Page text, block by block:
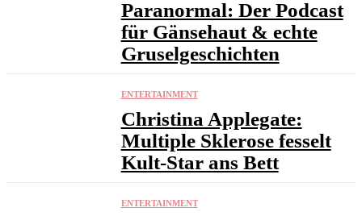
Paranormal: Der Podcast
für Gänsehaut & echte
Gruselgeschichten
ENTERTAINMENT
Christina Applegate:
Multiple Sklerose fesselt
Kult-Star ans Bett
ENTERTAINMENT